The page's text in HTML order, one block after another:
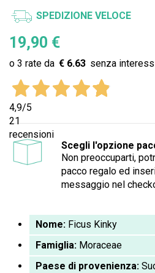
SPEDIZIONE VELOCE
19,90 €
€ 6.63
4,9/5
21
recensioni
Scegli l'opzione
Non preoccuparti,
pacco regalo ed
messaggio nel
Nome: Ficus Kinky
Famiglia: Moraceae
Paese di provenienza: